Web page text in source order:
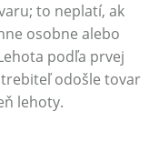
to neplatí, ak
osobne alebo
podľa prvej
odošle tovar
lehoty.